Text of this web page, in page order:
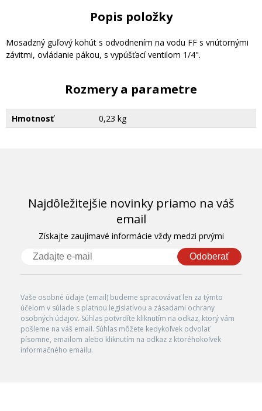
Popis položky
Mosadzný guľový kohút s odvodnením na vodu FF s vnútornými
závitmi, ovládanie pákou, s vypúšťací ventilom 1/4".
Rozmery a parametre
Hmotnosť 0,23 kg
Najdôležitejšie novinky priamo na váš
email
Získajte zaujímavé informácie vždy medzi prvými
Odoberať
Vaše osobné údaje (email) budeme spracovávať len za týmto
účelom v súlade s platnou legislatívou a zásadami ochrany
osobných údajov. Súhlas potvrdíte kliknutím na odkaz, ktorý vám
pošleme na váš email. Súhlas môžete kedykoľvek odvolať
písomne, emailom alebo kliknutím na odkaz z ktoréhokoľvek
informačného emailu.